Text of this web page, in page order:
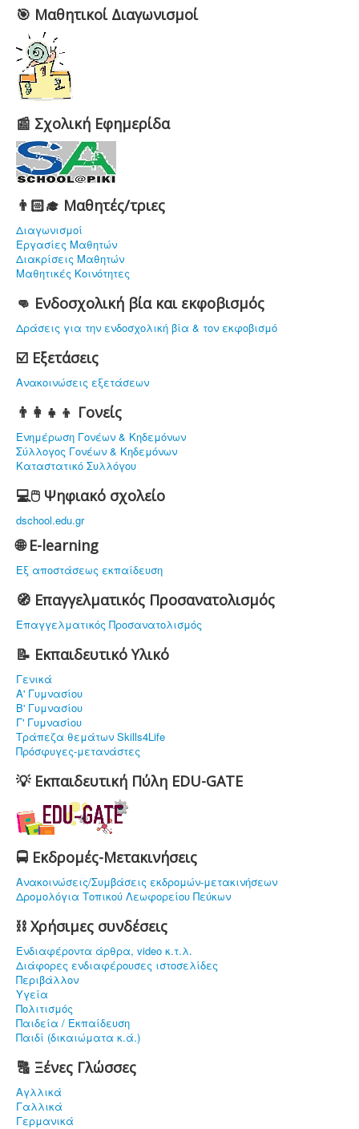
🎯 Μαθητικοί Διαγωνισμοί
📰 Σχολική Εφημερίδα
👨🏻‍🎓 Μαθητές/τριες
Διαγωνισμοί
Εργασίες Μαθητών
Διακρίσεις Μαθητών
Μαθητικές Κοινότητες
👊 Ενδοσχολική βία και εκφοβισμός
Δράσεις για την ενδοσχολική βία & τον εκφοβισμό
☑️ Εξετάσεις
Ανακοινώσεις εξετάσεων
👨‍👩‍👧‍👦 Γονείς
Ενημέρωση Γονέων & Κηδεμόνων
Σύλλογος Γονέων & Κηδεμόνων
Καταστατικό Συλλόγου
💻🖱️ Ψηφιακό σχολείο
dschool.edu.gr
🌐 E-learning
Εξ αποστάσεως εκπαίδευση
🧭 Επαγγελματικός Προσανατολισμός
Επαγγελματικός Προσανατολισμός
📝 Εκπαιδευτικό Υλικό
Γενικά
Α' Γυμνασίου
Β' Γυμνασίου
Γ' Γυμνασίου
Τράπεζα θεμάτων Skills4Life
Πρόσφυγες-μετανάστες
💡 Εκπαιδευτική Πύλη EDU-GATE
🚍 Εκδρομές-Μετακινήσεις
Ανακοινώσεις/Συμβάσεις εκδρομών-μετακινήσεων
Δρομολόγια Τοπικού Λεωφορείου Πεύκων
⛓ Χρήσιμες συνδέσεις
Ενδιαφέρoντα άρθρα, video κ.τ.λ.
Διάφορες ενδιαφέρουσες ιστοσελίδες
Περιβάλλον
Υγεία
Πολιτισμός
Παιδεία / Εκπαίδευση
Παιδί (δικαιώματα κ.ά.)
🔠 Ξένες Γλώσσες
Αγλλικά
Γαλλικά
Γερμανικά